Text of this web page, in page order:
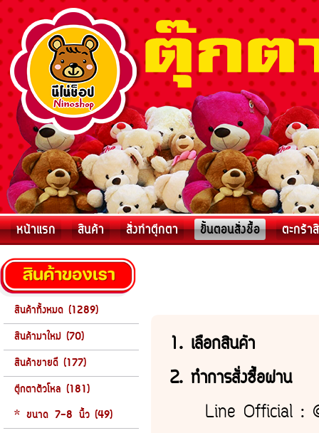
หน้าแรก สินค้า สั่งทำตุ๊กตา ขั้นตอนสั่งชื้อ ตะกร้า
สินค้าทั้งหมด (1289)
สินค้ามาใหม่ (70)
สินค้าขายดี (177)
ตุ๊กตาตัวโหล (181)
* ขนาด 7-8 นิ้ว (49)
1. เลือกสินค้า
2. ทำการสั่งซื้อผ่าน
Line Official :